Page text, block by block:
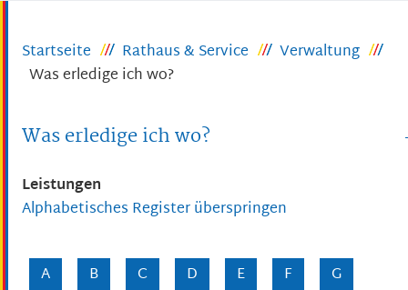
Startseite Rathaus & Service
Verwaltung
Was erledige ich wo?
Was erledige ich wo?
Leistungen
Alphabetisches Register überspringen
A B C D E F
G